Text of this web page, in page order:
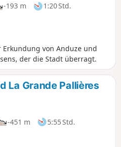
-193 m
1:20 Std.
von Anduze und
der die Stadt überragt.
La Grande Pallières
-451 m
5:55 Std.